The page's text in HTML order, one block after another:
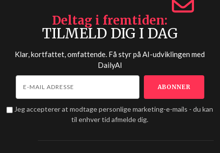
Deltag i fremtiden
TILMELD DIG I DAG
Klar, kortfattet, omfattende. Få styr på AI-udviklingen med
DailyAI
Jeg accepterer at modtage personlige marketing-e-mails - du kan
til enhver tid afmelde dig.